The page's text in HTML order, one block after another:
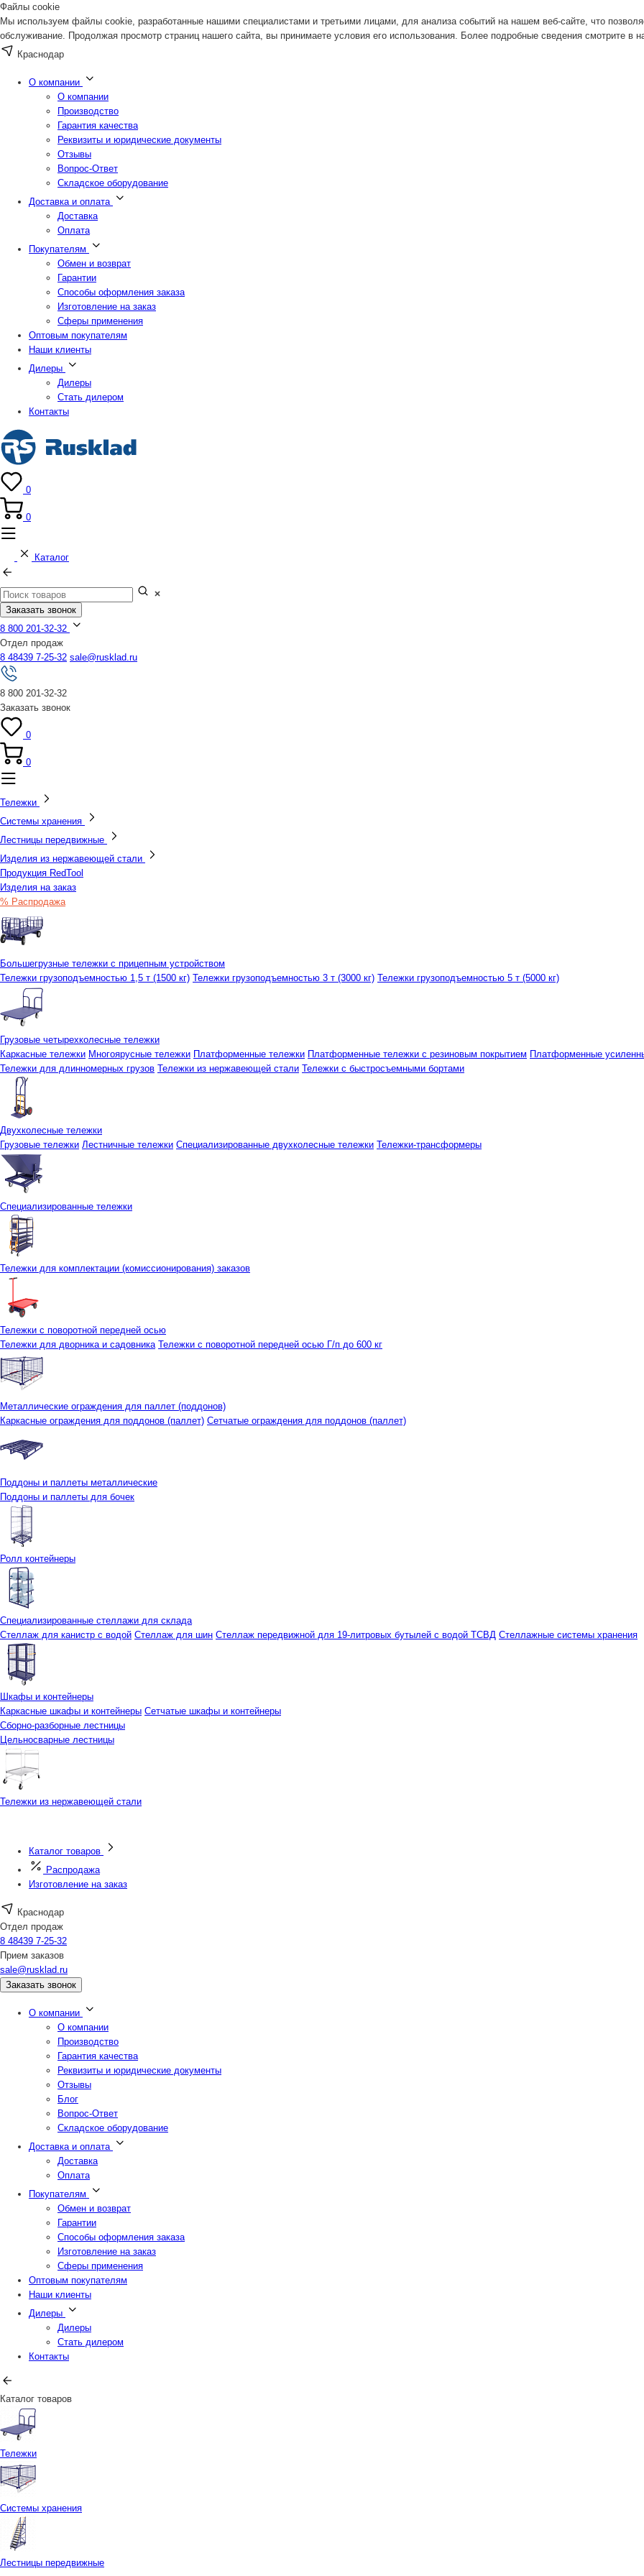
Файлы cookie
Мы используем файлы cookie, разработанные нашими специалистами и третьими лицами, для анализа событий на нашем веб-сайте, что
обслуживание. Продолжая просмотр страниц нашего сайта, вы принимаете условия его использования. Более подробные сведения смотрите в
Краснодар
О компании
О компании
Производство
Гарантия качества
Реквизиты и юридические документы
Отзывы
Вопрос-Ответ
Складское оборудование
Доставка и оплата
Доставка
Оплата
Покупателям
Обмен и возврат
Гарантии
Способы оформления заказа
Изготовление на заказ
Сферы применения
Оптовым покупателям
Наши клиенты
Дилеры
Дилеры
Стать дилером
Контакты
0
0
Каталог
Заказать звонок
8 800 201-32-32
Отдел продаж
8 48439 7-25-32 sale@rusklad.ru
8 800 201-32-32
Заказать звонок
0
0
Тележки
Системы хранения
Лестницы передвижные
Изделия из нержавеющей стали
Продукция RedTool
Изделия на заказ
% Распродажа
Большегрузные тележки с прицепным устройством
Тележки грузоподъемностью 1,5 т (1500 кг) Тележки грузоподъемностью 3 т (3000 кг) Тележки грузоподъемностью 5 т (5000 кг)
Грузовые четырехколесные тележки
Каркасные тележки Многоярусные тележки Платформенные тележки Платформенные тележки с резиновым покрытием Платформенные
Тележки для длинномерных грузов Тележки из нержавеющей стали Тележки с быстросъемными бортами
Двухколесные тележки
Грузовые тележки Лестничные тележки Специализированные двухколесные тележки Тележки-трансформеры
Специализированные тележки
Тележки для комплектации (комиссионирования) заказов
Тележки с поворотной передней осью
Тележки для дворника и садовника Тележки с поворотной передней осью Г/п до 600 кг
Металлические ограждения для паллет (поддонов)
Каркасные ограждения для поддонов (паллет) Сетчатые ограждения для поддонов (паллет)
Поддоны и паллеты металлические
Поддоны и паллеты для бочек
Ролл контейнеры
Специализированные стеллажи для склада
Стеллаж для канистр с водой Стеллаж для шин Стеллаж передвижной для 19-литровых бутылей с водой ТСВД Стеллажные системы хранения
Шкафы и контейнеры
Каркасные шкафы и контейнеры Сетчатые шкафы и контейнеры
Сборно-разборные лестницы
Цельносварные лестницы
Тележки из нержавеющей стали
Каталог товаров
Распродажа
Изготовление на заказ
Краснодар
Отдел продаж
8 48439 7-25-32
Прием заказов
sale@rusklad.ru
Заказать звонок
О компании
О компании
Производство
Гарантия качества
Реквизиты и юридические документы
Отзывы
Блог
Вопрос-Ответ
Складское оборудование
Доставка и оплата
Доставка
Оплата
Покупателям
Обмен и возврат
Гарантии
Способы оформления заказа
Изготовление на заказ
Сферы применения
Оптовым покупателям
Наши клиенты
Дилеры
Дилеры
Стать дилером
Контакты
Каталог товаров
Тележки
Системы хранения
Лестницы передвижные